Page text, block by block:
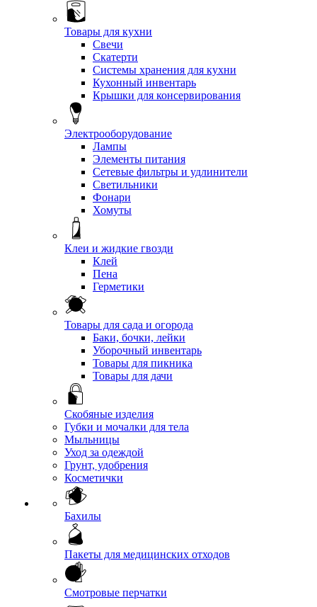
Товары для кухни
Свечи
Скатерти
Системы хранения для кухни
Кухонный инвентарь
Крышки для консервирования
Электрооборудование
Лампы
Элементы питания
Сетевые фильтры и удлинители
Светильники
Фонари
Хомуты
Клеи и жидкие гвозди
Клей
Пена
Герметики
Товары для сада и огорода
Баки, бочки, лейки
Уборочный инвентарь
Товары для пикника
Товары для дачи
Скобяные изделия
Губки и мочалки для тела
Мыльницы
Уход за одеждой
Грунт, удобрения
Косметички
Бахилы
Пакеты для медицинских отходов
Смотровые перчатки